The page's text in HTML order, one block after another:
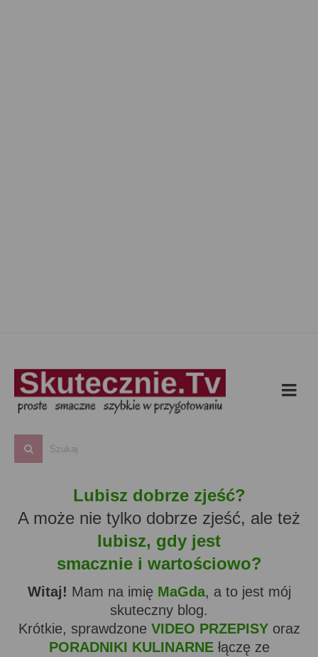
Lubisz dobrze zjeść?
A może nie tylko dobrze zjeść, ale też
lubisz, gdy jest
smacznie i wartościowo?
Witaj! Mam na imię MaGda, a to jest mój
skuteczny blog.
Krótkie, sprawdzone VIDEO PRZEPISYoraz
PORADNIKI KULINARNEłączę ze